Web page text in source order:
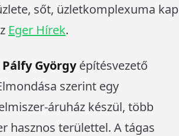
sőt, üzletkomplexuma kap
Eger Hírek.
Pálfy Györgyépítésvezető
szerint egy
áruház készül, több
hasznos területtel. A tágas